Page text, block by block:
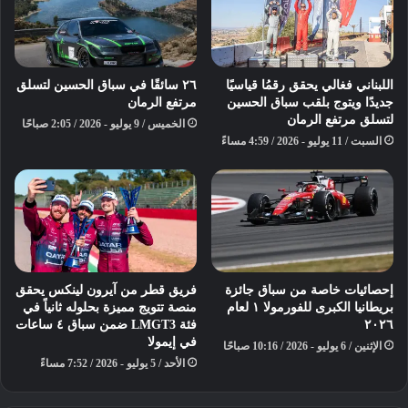
وخاض السائق الألماني يوليان هانسيس،
المصنف ضمن الفئة الفضية، حصة التأهل
على متن سيارة مرسيدس إيه إم چي
التي تحمل ألوان فريق قطر عند الساعة
الثامنة مسا ًء. وتمكن من تسجيل أسرع
زمن للفريق طوال أسبوع السباق حتى
الآن، مسجلاً ٣ دقائق و٥٤.٧٧١ ثانية
وبمتوسط سرعة بلغ ٢٠٨.٩ كلم في
الساعة.
⁩⁩⁩⁩⁩⁩اللبناني فغالي يحقق رقمُا قياسيًا
جديدًا ويتوج بلقب سباق الحسين
لتسلق مرتفع الرمان
السبت / 11 يوليو - 2026 / 4:59 مساءً
٢٦ سائقًا في سباق الحسين لتسلق
مرتفع الرمان
الخميس / 9 يوليو - 2026 / 2:05 صباحًا
إحصائيات خاصة من سباق جائزة
بريطانيا الكبرى للفورمولا ١ لعام
٢٠٢٦
الإثنين / 6 يوليو - 2026 / 10:16 صباحًا
فريق قطر من آيرون لينكس يحقق
منصة تتويج مميزة بحلوله ثانياً في
فئة LMGT3 ضمن سباق ٤ ساعات
في إيمولا
الأحد / 5 يوليو - 2026 / 7:52 مساءً